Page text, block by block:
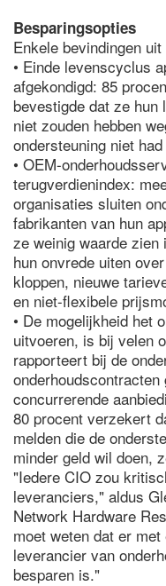
Besparingsopties
Enkele bevindingen
• Einde levenscyclus
afgekondigd: 85
bevestigde dat ze hun
niet zouden hebben
ondersteuning niet
• OEM-
terugverdienindex:
organisaties sluiten
fabrikanten van hun
ze weinig waarde zien
hun onvrede uiten
kloppen, nieuwe
en niet-flexibele
• De mogelijkheid het
uitvoeren, is bij velen
rapporteert bij de
concurrerende
80 procent verzekert
melden die de
minder geld wil doen,
"Iedere CIO zou
leveranciers," aldus
Network Hardware
moet weten dat er
leverancier van
besparen is."